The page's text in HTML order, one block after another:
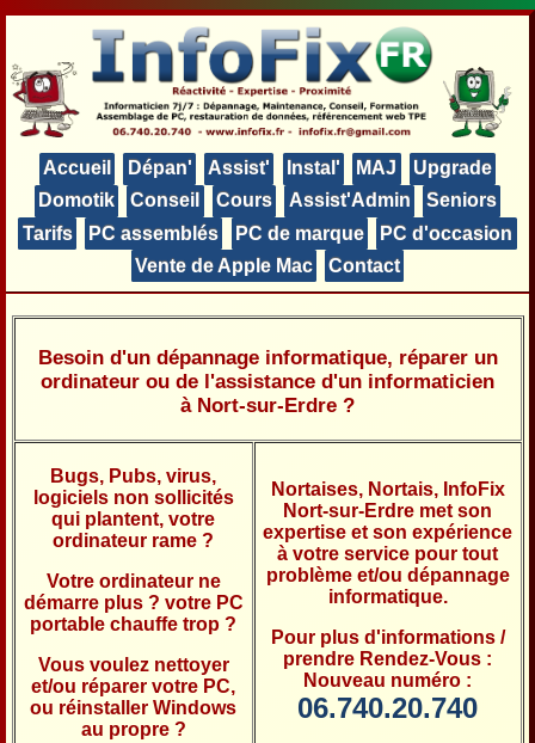
Accueil Dépan' Assist' Instal' MAJ
Upgrade
Domotik
Conseil Cours Assist'Admin
Seniors
Tarifs
PC assemblés PC de marque
PC d'occasion
Vente de Apple Mac
Contact
Besoin d'un dépannage informatique, réparer un
ordinateur ou de l'assistance d'un informaticien
à Nort-sur-Erdre ?
Bugs, Pubs, virus,
logiciels non sollicités
qui plantent, votre
ordinateur rame ?
Votre ordinateur ne
démarre plus ? votre PC
portable chauffe trop ?
Vous voulez nettoyer
et/ou réparer votre PC,
ou réinstaller Windows
au propre ?
Nortaises, Nortais, InfoFix
Nort-sur-Erdre met son
expertise et son expérience
à votre service pour tout
problème et/ou dépannage
informatique.
Pour plus d'informations /
prendre Rendez-Vous :
Nouveau numéro :
06.740.20.740